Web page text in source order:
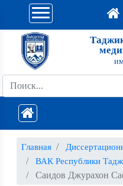
Главная
ВАК Республики
Саидов Джурахон